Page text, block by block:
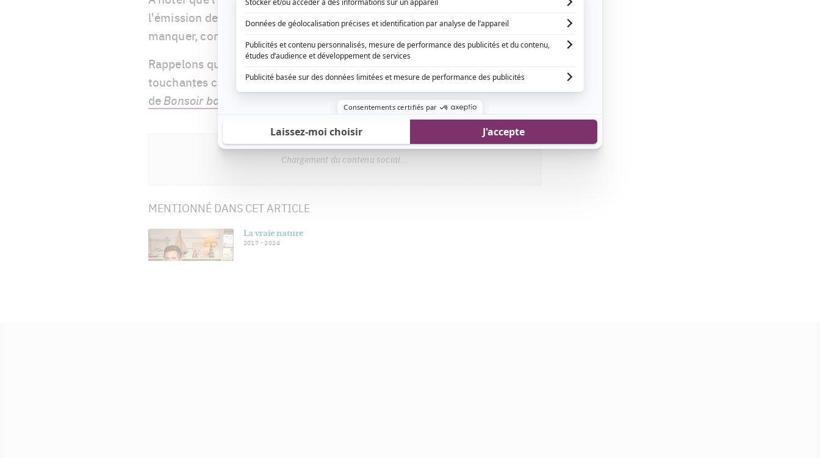
l'émission de programmer également l'émission qui suit afin de ne rien
manquer, comme
Rappelons que, la semaine dernière, Rosalie Vaillancourt y a été de
touchantes confidences.On a aussi appris pourquoi elle avait été écartée
deBonsoir bonsoir
Chargement du contenu social...
MENTIONNÉ DANS CET ARTICLE
La vraie nature
2017 - 2024